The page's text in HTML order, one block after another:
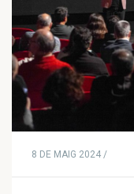
8 DE MAIG 2024 /